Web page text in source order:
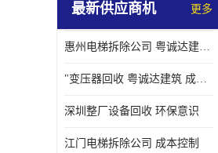
最新供应商机 更多
惠州电梯拆除公司 粤诚达建筑 安全保障
"变压器回收 粤诚达建筑 成本控制
深圳整厂设备回收 环保意识
江门电梯拆除公司 成本控制